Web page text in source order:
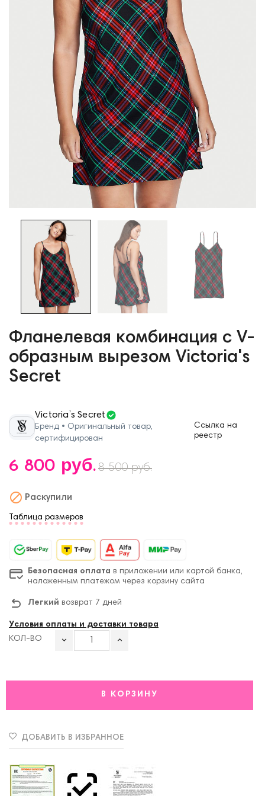
Фланелевая комбинация с V-
образным вырезом Victoria's
Secret
Victoria’s Secret
Бренд • Оригинальный товар,
сертифицирован
Ссылка на
реестр
6 800 руб. 8 500 руб.
 Раскупили
Таблица размеров
Безопасная оплата в приложении или картой банка,
наложенным платежом через корзину сайта
Легкий возврат 7 дней
Условия оплаты и доставки товара
КОЛ-ВО
В КОРЗИНУ
ДОБАВИТЬ В ИЗБРАННОЕ